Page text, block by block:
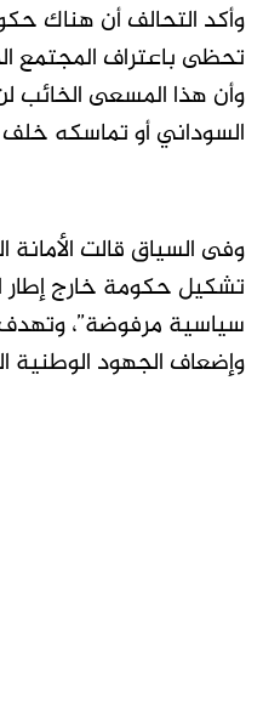
وأكد التحالف أن هناك
تحظى باعتراف المجتمع
وأن هذا المسعى الخائب
السوداني أو تماسكه
وفى السياق قالت الأمانة
تشكيل حكومة خارج إطار
سياسية مرفوضة”،
وإضعاف الجهود الوطنية